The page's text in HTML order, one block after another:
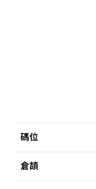
碼位
倉頡